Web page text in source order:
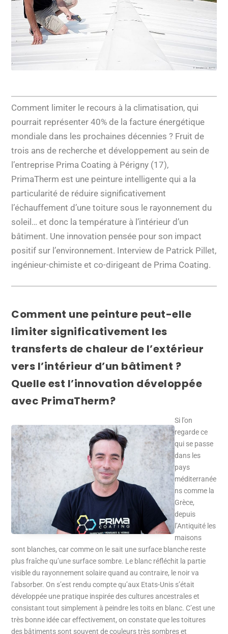
Comment limiter le recours à la climatisation, qui
pourrait représenter 40% de la facture énergétique
mondiale dans les prochaines décennies ? Fruit de
trois ans de recherche et développement au sein de
l’entreprise Prima Coating à Périgny (17),
PrimaTherm est une peinture intelligente qui a la
particularité de réduire significativement
l’échauffement d’une toiture sous le rayonnement du
soleil… et donc la température à l’intérieur d’un
bâtiment. Une innovation pensée pour son impact
positif sur l’environnement. Interview de Patrick Pillet,
ingénieur-chimiste et co-dirigeant de Prima Coating.
Comment une peinture peut-elle
limiter significativement les
transferts de chaleur de l’extérieur
vers l’intérieur d’un bâtiment ?
Quelle est l’innovation développée
avec PrimaTherm?
Si l’on
regarde ce
qui se passe
dans les
pays
méditerranée
ns comme la
Grèce,
depuis
l’Antiquité les
maisons
sont blanches, car comme on le sait une surface blanche reste
plus fraîche qu’une surface sombre. Le blanc réfléchit la partie
visible du rayonnement solaire quand au contraire, le noir va
l’absorber. On s’est rendu compte qu’aux Etats-Unis s’était
développée une pratique inspirée des cultures ancestrales et
consistant tout simplement à peindre les toits en blanc. C’est une
très bonne idée car effectivement, on constate que les toitures
des bâtiments sont souvent de couleurs très sombres et